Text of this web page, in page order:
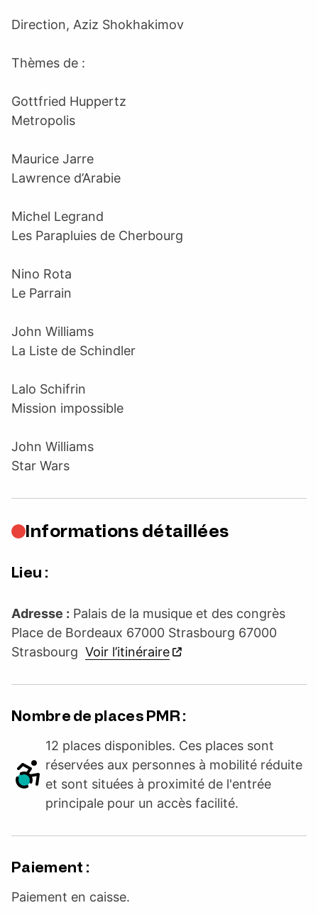
Direction, Aziz Shokhakimov
Thèmes de :
Gottfried Huppertz
Metropolis
Maurice Jarre
Lawrence d’Arabie
Michel Legrand
Les Parapluies de Cherbourg
Nino Rota
Le Parrain
John Williams
La Liste de Schindler
Lalo Schifrin
Mission impossible
John Williams
Star Wars
Informations détaillées
Lieu :
Adresse : Palais de la musique et des congrès
Place de Bordeaux 67000 Strasbourg 67000
Strasbourg Voir l’itinéraire
Nombre de places PMR :
12 places disponibles. Ces places sont
réservées aux personnes à mobilité réduite
et sont situées à proximité de l'entrée
principale pour un accès facilité.
Paiement :
Paiement en caisse.